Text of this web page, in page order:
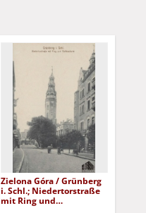
Zielona Góra / Grünberg
i. Schl.; Niedertorstraße
mit Ring und